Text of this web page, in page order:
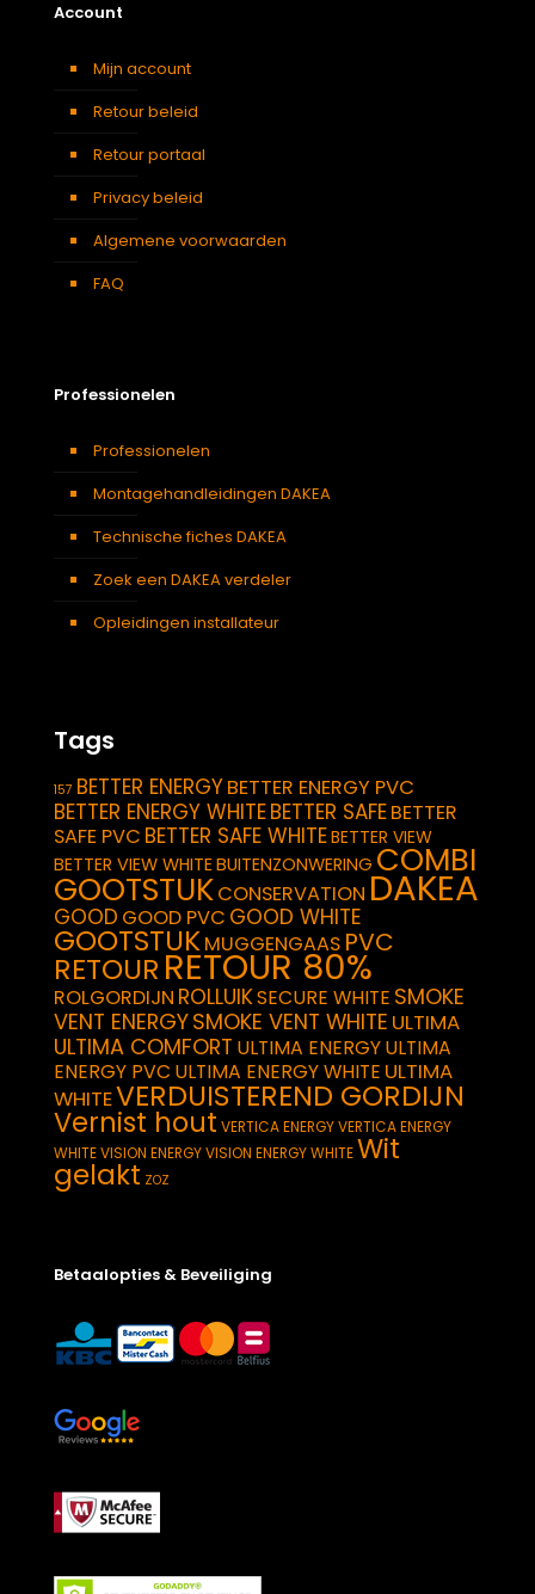
Account
Mijn account
Retour beleid
Retour portaal
Privacy beleid
Algemene voorwaarden
FAQ
Professionelen
Professionelen
Montagehandleidingen DAKEA
Technische fiches DAKEA
Zoek een DAKEA verdeler
Opleidingen installateur
Tags
157 BETTER ENERGYBETTER ENERGY PVC
BETTER ENERGY WHITEBETTER SAFEBETTER
SAFE PVC BETTER SAFE WHITEBETTER VIEW
BETTER VIEW WHITEBUITENZONWERING COMBI
GOOTSTUKCONSERVATION DAKEA
GOOD GOOD PVC GOOD WHITE
GOOTSTUKMUGGENGAAS PVC
RETOUR RETOUR 80%
ROLGORDIJN ROLLUIKSECURE WHITE SMOKE
VENT ENERGYSMOKE VENT WHITE ULTIMA
ULTIMA COMFORT ULTIMA ENERGYULTIMA
ENERGY PVC ULTIMA ENERGY WHITE ULTIMA
WHITEVERDUISTEREND GORDIJN
Vernist hout VERTICA ENERGYVERTICA ENERGY
WHITEVISION ENERGYVISION ENERGY WHITEWit
gelakt ZOZ
Betaalopties & Beveiliging